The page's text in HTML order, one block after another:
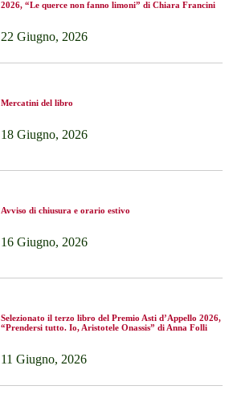
2026, “Le querce non fanno limoni” di Chiara Francini
22 Giugno, 2026
Mercatini del libro
18 Giugno, 2026
Avviso di chiusura e orario estivo
16 Giugno, 2026
Selezionato il terzo libro del Premio Asti d’Appello 2026,
“Prendersi tutto. Io, Aristotele Onassis” di Anna Folli
11 Giugno, 2026